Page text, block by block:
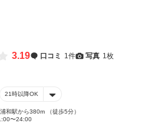
3.19 口コミ 1件 写真 1枚
21時以降OK
和駅から380m （徒歩5分）
〜24:00